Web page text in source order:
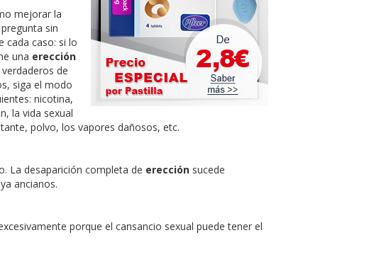
mejorar la
sin
cada caso: si lo
una erección
de
siga el modo
nicotina,
la vida sexual
polvo, los vapores dañosos, etc.
La desaparición completa de erección sucede
ancianos.
porque el cansancio sexual puede tener el